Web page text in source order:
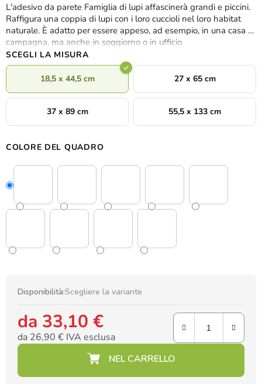
L'adesivo da parete Famiglia di lupi affascinerà grandi e piccini.
Raffigura una coppia di lupi con i loro cuccioli nel loro habitat
naturale. È adatto per essere appeso, ad esempio, in una casa di
campagna, ma anche in soggiorno o in ufficio.
SCEGLI LA MISURA
18,5 x 44,5 cm 27 x 65 cm
37 x 89 cm 55,5 x 133 cm
COLORE DEL QUADRO
Disponibilità:Scegliere la variante
da 33,10 €
da 26,90 € IVA esclusa
Prezzo della misura: